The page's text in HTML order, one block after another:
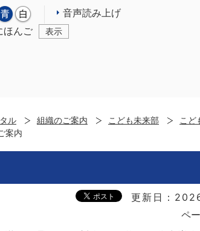
音声読み上げ
ほんご 表示
ル 組織のご案内 こども未来部
こど
案内
更新日：
ペ